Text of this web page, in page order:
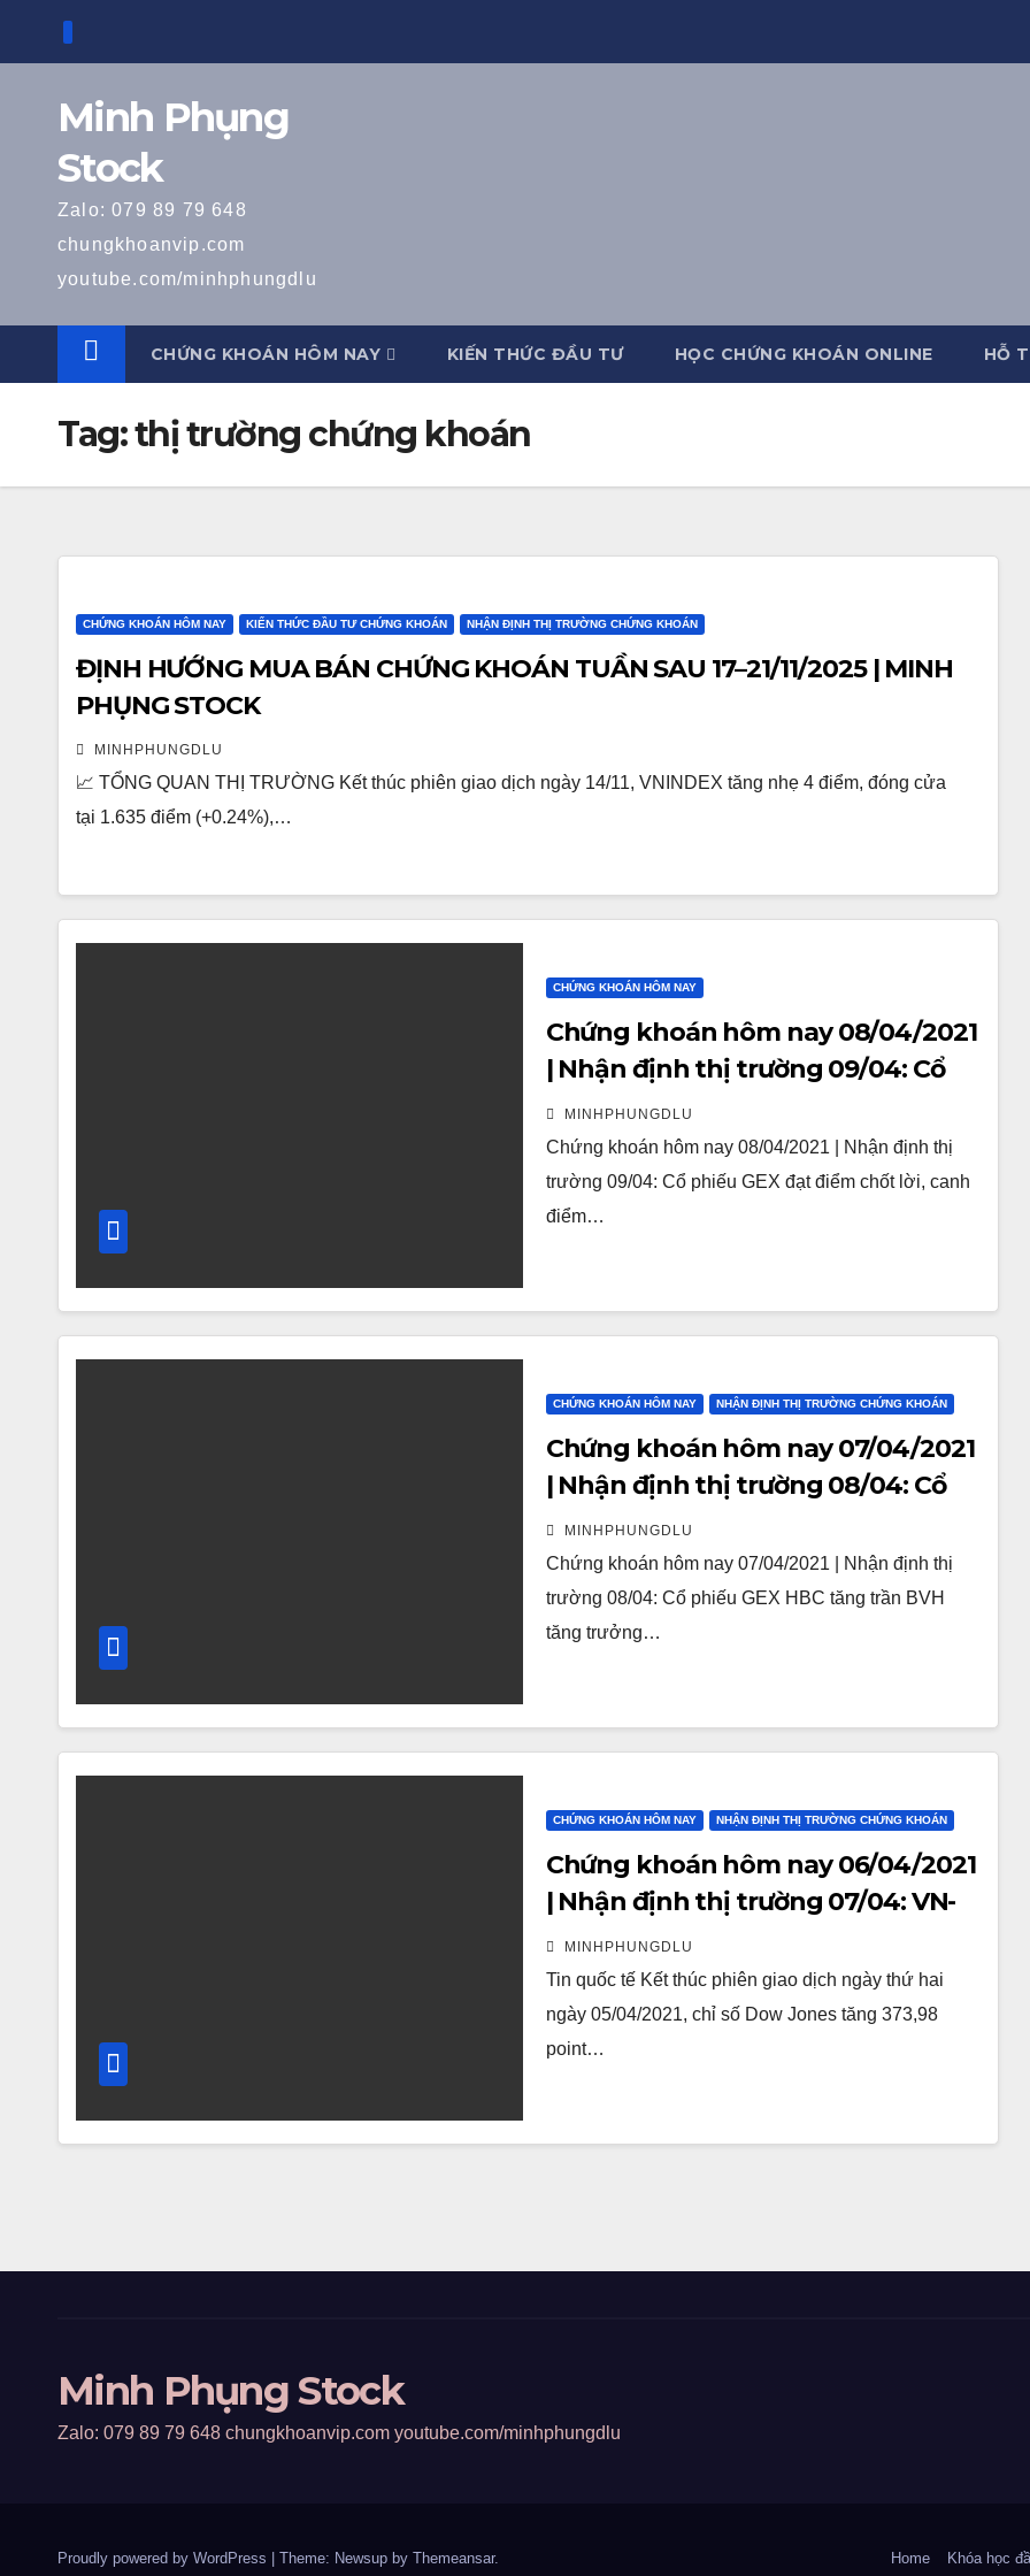
Minh Phụng
Stock
Zalo: 079 89 79 648
chungkhoanvip.com
youtube.com/minhphungdlu
CHỨNG KHOÁN HÔM NAY KIẾN THỨC ĐẦU TƯ HỌC CHỨNG KHOÁN ONLINE HỖ
Tag:thị trường chứng khoán
CHỨNG KHOÁN HÔM NAY KIẾN THỨC ĐẦU TƯ CHỨNG KHOÁN NHẬN ĐỊNH THỊ TRƯỜNG CHỨNG KHOÁN
ĐỊNH HƯỚNG MUA BÁN CHỨNG KHOÁN TUẦN SAU 17–21/11/2025 | MINH
PHỤNG STOCK
MINHPHUNGDLU
📈 TỔNG QUAN THỊ TRƯỜNG Kết thúc phiên giao dịch ngày 14/11, VNINDEX tăng nhẹ 4 điểm, đóng cửa
tại 1.635 điểm (+0.24%),…
CHỨNG KHOÁN HÔM NAY
Chứng khoán hôm nay 08/04/2021
| Nhận định thị trường 09/04: Cổ
phiếu GEX đạt điểm chốt lời, canh
điểm mua dòng ngân hàng
MINHPHUNGDLU
Chứng khoán hôm nay 08/04/2021 | Nhận định thị
trường 09/04: Cổ phiếu GEX đạt điểm chốt lời, canh
điểm…
CHỨNG KHOÁN HÔM NAY NHẬN ĐỊNH THỊ TRƯỜNG CHỨNG KHOÁN
Chứng khoán hôm nay 07/04/2021
| Nhận định thị trường 08/04: Cổ
phiếu GEX HBC tăng trần
MINHPHUNGDLU
Chứng khoán hôm nay 07/04/2021 | Nhận định thị
trường 08/04: Cổ phiếu GEX HBC tăng trần BVH
tăng trưởng…
CHỨNG KHOÁN HÔM NAY NHẬN ĐỊNH THỊ TRƯỜNG CHỨNG KHOÁN
Chứng khoán hôm nay 06/04/2021
| Nhận định thị trường 07/04: VN-
index xuất hiện áp lực chốt lời
vùng kháng cự
MINHPHUNGDLU
Tin quốc tế Kết thúc phiên giao dịch ngày thứ hai
ngày 05/04/2021, chỉ số Dow Jones tăng 373,98
point…
Minh Phụng Stock
Zalo: 079 89 79 648 chungkhoanvip.com youtube.com/minhphungdlu
Proudly powered by WordPress Theme: Newsup by Themeansar. Home Khóa học